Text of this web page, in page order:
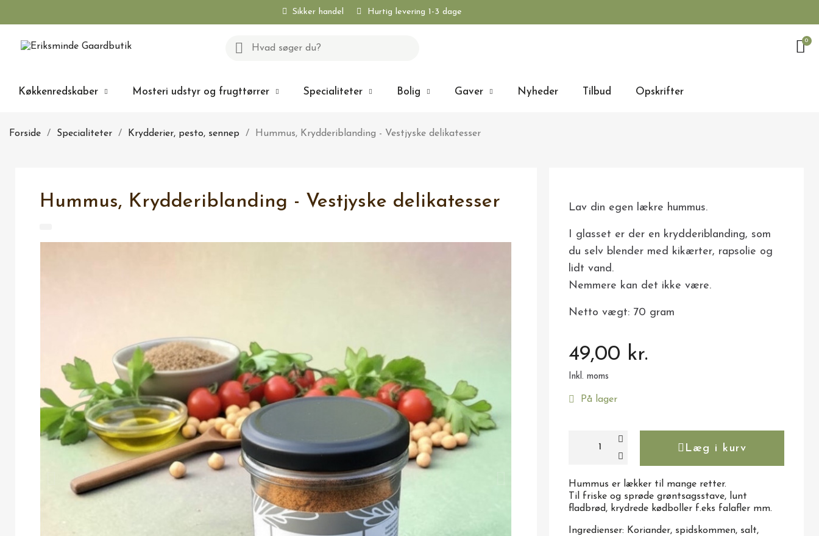
Sikker handel Hurtig levering 1-3 dage
Køkkenredskaber Mosteri udstyr og frugttørrer Specialiteter Bolig Gaver Nyheder Tilbud Opskrifter
Forside Specialiteter Krydderier, pesto, sennep Hummus, Krydderiblanding - Vestjyske delikatesser
Hummus, Krydderiblanding - Vestjyske delikatesser Lav din egen lækre hummus.
I glasset er der en krydderiblanding, som
du selv blender med kikærter, rapsolie og
lidt vand.
Nemmere kan det ikke være.
Netto vægt: 70 gram
49,00 kr.
Inkl. moms
På lager
Læg i kurv
Hummus er lækker til mange retter.
Til friske og sprøde grøntsagsstave, lunt
fladbrød, krydrede kødboller f.eks falafler mm.
Ingredienser: Koriander, spidskommen, salt,